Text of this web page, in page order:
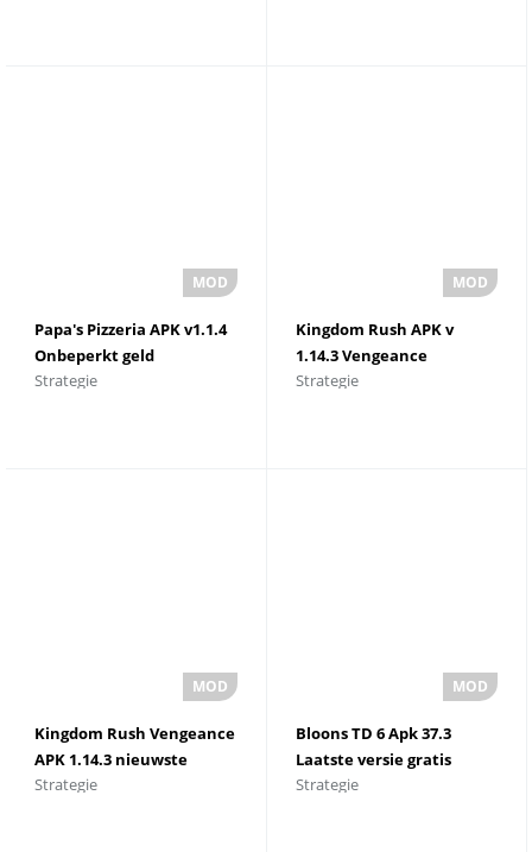
Papa's Pizzeria APK v1.1.4
Onbeperkt geld
Strategie
Kingdom Rush APK v
1.14.3 Vengeance
Strategie
Kingdom Rush Vengeance
APK 1.14.3 nieuwste
versie
Strategie
Bloons TD 6 Apk 37.3
Laatste versie gratis
download
Strategie